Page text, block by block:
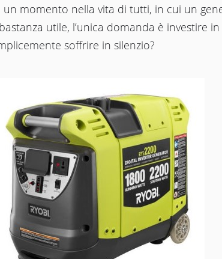
un momento nella vita di tutti, in cui un
utile, l’unica domanda è investire in
soffrire in silenzio?